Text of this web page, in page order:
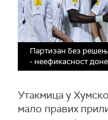
Партизан без
- неефикасност
Утакмица у
мало правих